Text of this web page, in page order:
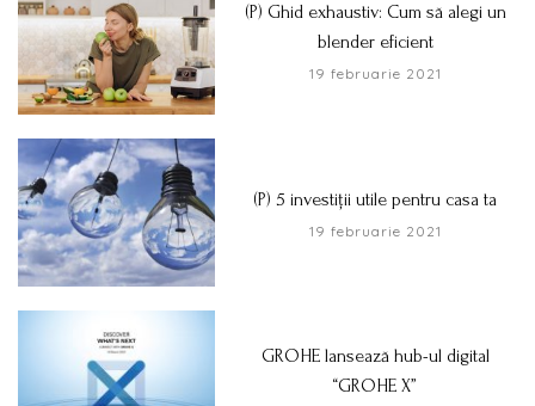
(P) Ghid exhaustiv: Cum să alegi un
blender eficient
19 februarie 2021
(P) 5 investiții utile pentru casa ta
19 februarie 2021
GROHE lansează hub-ul digital
“GROHE X”